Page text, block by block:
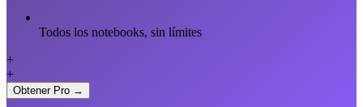
Todos los notebooks, sin límites
+
+
Obtener Pro →